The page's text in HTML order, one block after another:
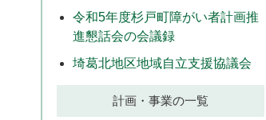
令和5年度杉戸町障がい者計画推
進懇話会の会議録
埼葛北地区地域自立支援協議会
計画・事業の一覧